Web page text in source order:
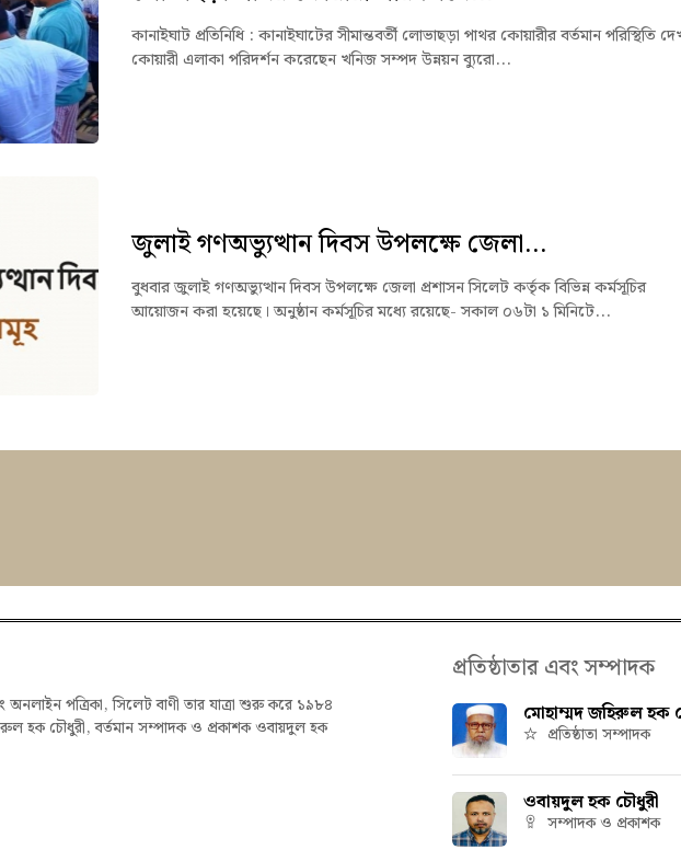
কানাইঘাট প্রতিনিধি : কানাইঘাটের সীমান্তবর্তী লোভাছড়া পাথর কোয়ারীর বর্তমান পরিস্থিতি
কোয়ারী এলাকা পরিদর্শন করেছেন খনিজ সম্পদ উন্নয়ন ব্যুরো...
জুলাই গণঅভ্যুত্থান দিবস উপলক্ষে জেলা...
বুধবার জুলাই গণঅভ্যুত্থান দিবস উপলক্ষে জেলা প্রশাসন সিলেট কর্তৃক বিভিন্ন কর্মসূচির
আয়োজন করা হয়েছে। অনুষ্ঠান কর্মসূচির মধ্যে রয়েছে- সকাল ০৬টা ১ মিনিটে...
অনলাইন পত্রিকা, সিলেট বাণী তার যাত্রা শুরু করে ১৯৮৪
হক চৌধুরী, বর্তমান সম্পাদক ও প্রকাশক ওবায়দুল হক
প্রতিষ্ঠাতার এবং সম্পাদক
মোহাম্মদ জহিরুল হক
প্রতিষ্ঠাতা সম্পাদক
ওবায়দুল হক চৌধুরী
সম্পাদক ও প্রকাশক